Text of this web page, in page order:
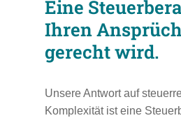
Eine
Ihren
gerecht wird.
Unsere Antwort auf
Komplexität ist eine